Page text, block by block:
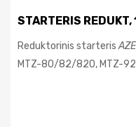
STARTERIS REDUKT,
Reduktorinis starteris
MTZ-80/82/820, MTZ-